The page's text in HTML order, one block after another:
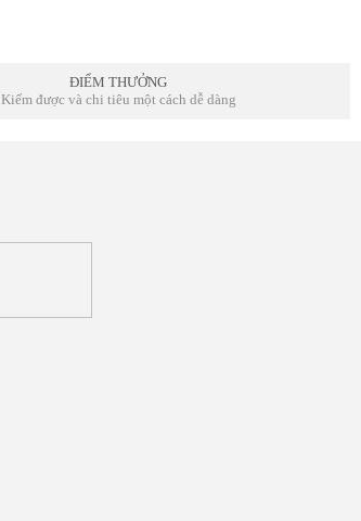
ĐIỂM THƯỞNG
Kiếm được và chi tiêu một cách dễ dàng